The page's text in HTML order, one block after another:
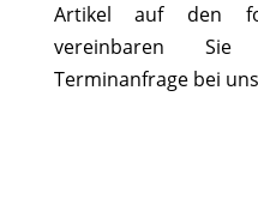
Artikel auf den
vereinbaren Sie
Terminanfrage bei